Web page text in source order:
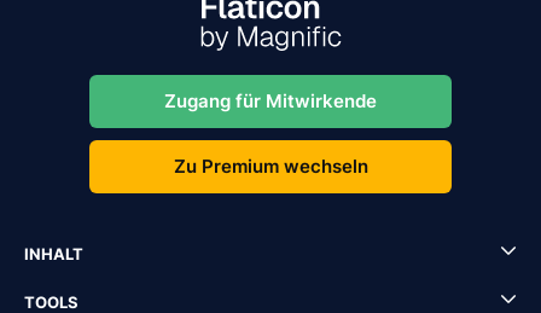
Zugang für Mitwirkende
Zu Premium wechseln
INHALT
TOOLS